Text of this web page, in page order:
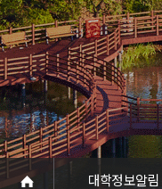
대학정보알림